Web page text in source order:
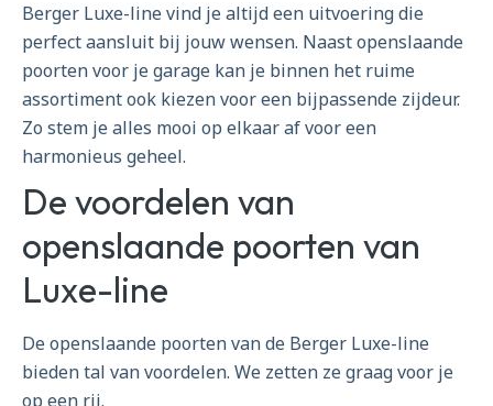
Berger Luxe-line vind je altijd een uitvoering die
perfect aansluit bij jouw wensen. Naast openslaande
poorten voor je garage kan je binnen het ruime
assortiment ook kiezen voor een bijpassende zijdeur.
Zo stem je alles mooi op elkaar af voor een
harmonieus geheel.
De voordelen van
openslaande poorten van
Luxe-line
De openslaande poorten van de Berger Luxe-line
bieden tal van voordelen. We zetten ze graag voor je
op een rij.